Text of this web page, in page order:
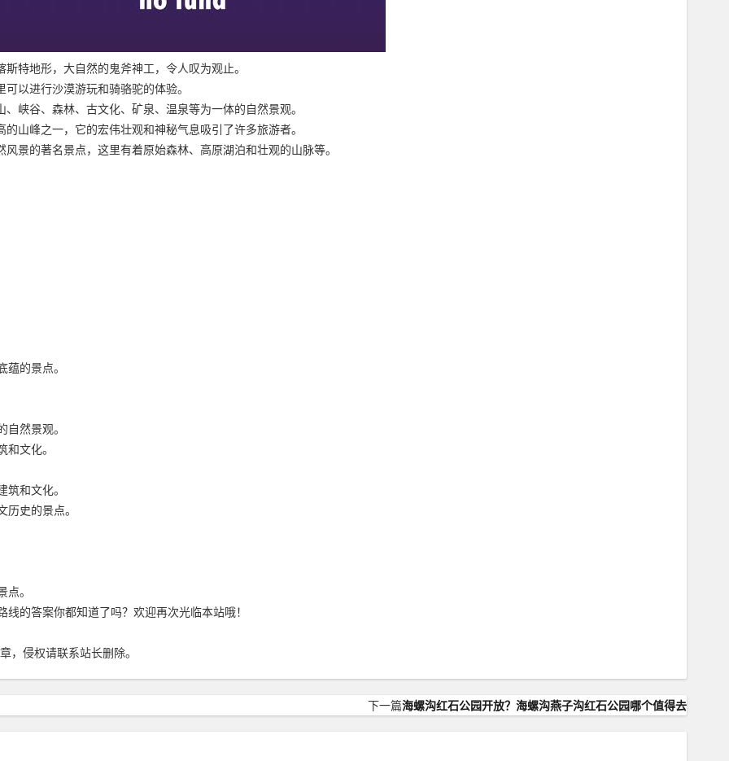
特地形，大自然的鬼斧神工，令人叹为观止。
以进行沙漠游玩和骑骆驼的体验。
峡谷、森林、古文化、矿泉、温泉等为一体的自然景观。
山峰之一，它的宏伟壮观和神秘气息吸引了许多旅游者。
景的著名景点，这里有着原始森林、高原湖泊和壮观的山脉等。
的景点。
然景观。
文化。
和文化。
史的景点。
。
的答案你都知道了吗？欢迎再次光临本站哦！
，侵权请联系站长删除。
下一篇海螺沟红石公园开放？海螺沟燕子沟红石公园哪个值得去